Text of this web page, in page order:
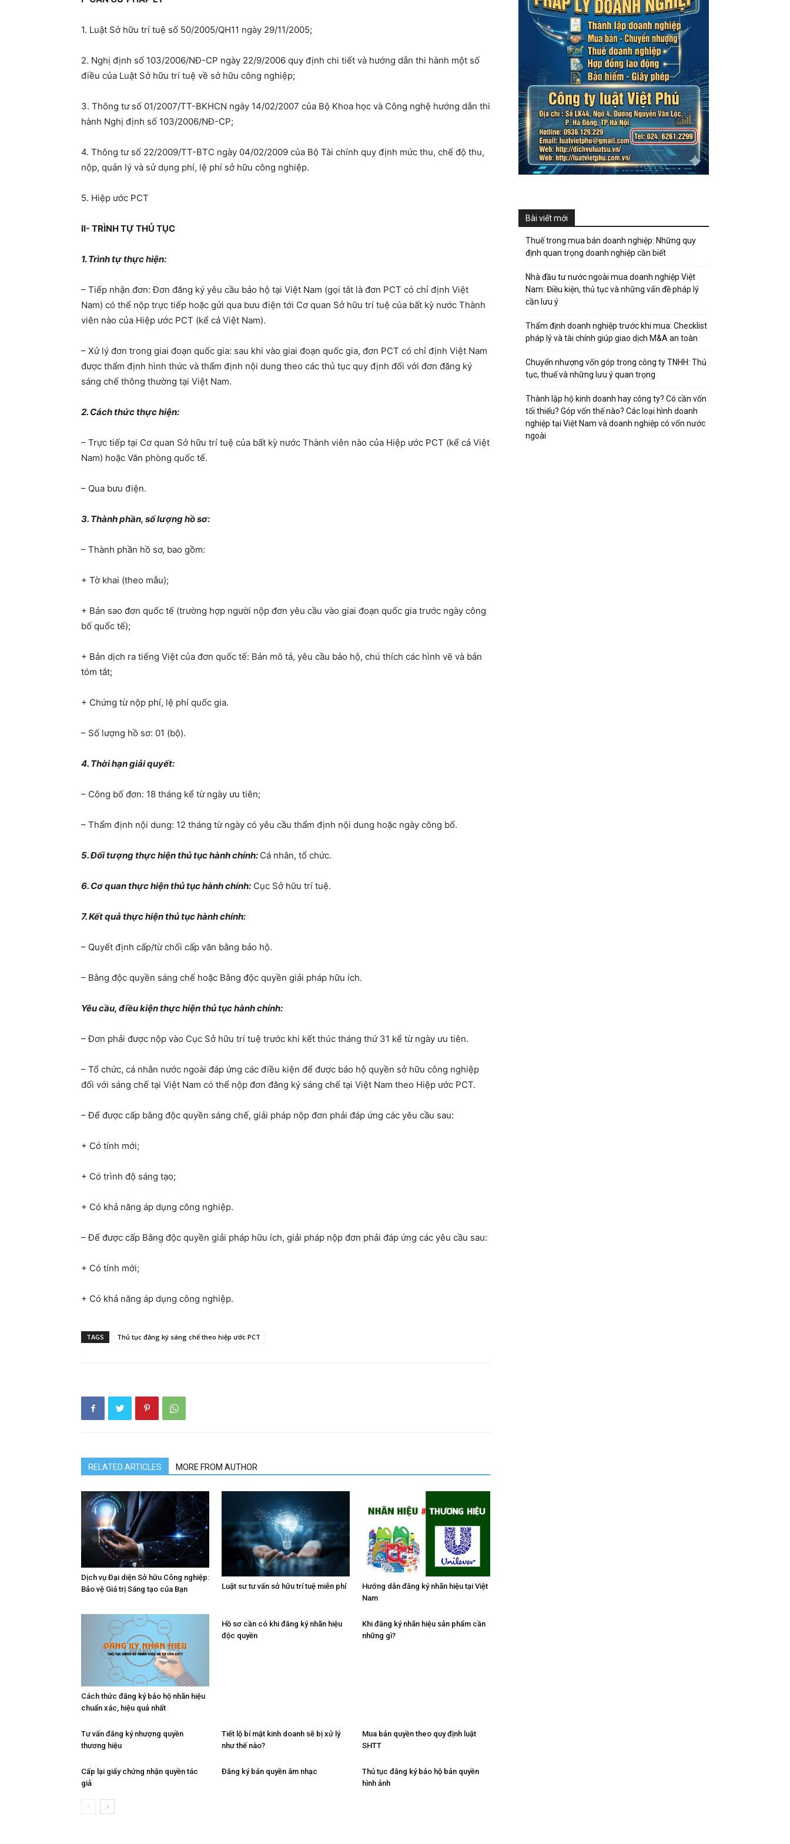
1. Luật Sở hữu trí tuệ số 50/2005/QH11 ngày 29/11/2005;
2. Nghị định số 103/2006/NĐ-CP ngày 22/9/2006 quy định chi tiết và hướng dẫn thi hành một số
điều của Luật Sở hữu trí tuệ về sở hữu công nghiệp;
3. Thông tư số 01/2007/TT-BKHCN ngày 14/02/2007 của Bộ Khoa học và Công nghệ hướng dẫn thi
hành Nghị định số 103/2006/NĐ-CP;
4. Thông tư số 22/2009/TT-BTC ngày 04/02/2009 của Bộ Tài chính quy định mức thu, chế độ thu,
nộp, quản lý và sử dụng phí, lệ phí sở hữu công nghiệp.
5. Hiệp ước PCT
II- TRÌNH TỰ THỦ TỤC
1. Trình tự thực hiện:
– Tiếp nhận đơn: Đơn đăng ký yêu cầu bảo hộ tại Việt Nam (gọi tắt là đơn PCT có chỉ định Việt
Nam) có thể nộp trực tiếp hoặc gửi qua bưu điện tới Cơ quan Sở hữu trí tuệ của bất kỳ nước Thành
viên nào của Hiệp ước PCT (kể cả Việt Nam).
– Xử lý đơn trong giai đoạn quốc gia: sau khi vào giai đoạn quốc gia, đơn PCT có chỉ định Việt Nam
được thẩm định hình thức và thẩm định nội dung theo các thủ tục quy định đối với đơn đăng ký
sáng chế thông thường tại Việt Nam.
2. Cách thức thực hiện:
– Trực tiếp tại Cơ quan Sở hữu trí tuệ của bất kỳ nước Thành viên nào của Hiệp ước PCT (kể cả Việt
Nam) hoặc Văn phòng quốc tế.
– Qua bưu điện.
3. Thành phần, số lượng hồ sơ:
– Thành phần hồ sơ, bao gồm:
+ Tờ khai (theo mẫu);
+ Bản sao đơn quốc tế (trường hợp người nộp đơn yêu cầu vào giai đoạn quốc gia trước ngày công
bố quốc tế);
+ Bản dịch ra tiếng Việt của đơn quốc tế: Bản mô tả, yêu cầu bảo hộ, chú thích các hình vẽ và bản
tóm tắt;
+ Chứng từ nộp phí, lệ phí quốc gia.
– Số lượng hồ sơ: 01 (bộ).
4. Thời hạn giải quyết:
– Công bố đơn: 18 tháng kể từ ngày ưu tiên;
– Thẩm định nội dung: 12 tháng từ ngày có yêu cầu thẩm định nội dung hoặc ngày công bố.
5. Đối tượng thực hiện thủ tục hành chính: Cá nhân, tổ chức.
6. Cơ quan thực hiện thủ tục hành chính: Cục Sở hữu trí tuệ.
7. Kết quả thực hiện thủ tục hành chính:
– Quyết định cấp/từ chối cấp văn bằng bảo hộ.
– Bằng độc quyền sáng chế hoặc Bằng độc quyền giải pháp hữu ích.
Yêu cầu, điều kiện thực hiện thủ tục hành chính:
– Đơn phải được nộp vào Cục Sở hữu trí tuệ trước khi kết thúc tháng thứ 31 kể từ ngày ưu tiên.
– Tổ chức, cá nhân nước ngoài đáp ứng các điều kiện để được bảo hộ quyền sở hữu công nghiệp
đối với sáng chế tại Việt Nam có thể nộp đơn đăng ký sáng chế tại Việt Nam theo Hiệp ước PCT.
– Để được cấp bằng độc quyền sáng chế, giải pháp nộp đơn phải đáp ứng các yêu cầu sau:
+ Có tính mới;
+ Có trình độ sáng tạo;
+ Có khả năng áp dụng công nghiệp.
– Để được cấp Bằng độc quyền giải pháp hữu ích, giải pháp nộp đơn phải đáp ứng các yêu cầu sau:
+ Có tính mới;
+ Có khả năng áp dụng công nghiệp.
TAGS Thủ tục đăng ký sáng chế theo hiệp ước PCT
RELATED ARTICLES MORE FROM AUTHOR
Dịch vụ Đại diện Sở hữu Công nghiệp:
Bảo vệ Giá trị Sáng tạo của Bạn
Luật sư tư vấn sở hữu trí tuệ miễn phí
Hướng dẫn đăng ký nhãn hiệu tại Việt
Nam
Cách thức đăng ký bảo hộ nhãn hiệu
chuẩn xác, hiệu quả nhất
Hồ sơ cần có khi đăng ký nhãn hiệu
độc quyền
Khi đăng ký nhãn hiệu sản phẩm cần
những gì?
Tư vấn đăng ký nhượng quyền
thương hiệu
Tiết lộ bí mật kinh doanh sẽ bị xử lý
như thế nào?
Mua bản quyền theo quy định luật
SHTT
Cấp lại giấy chứng nhận quyền tác
giả
Đăng ký bản quyền âm nhạc
Thủ tục đăng ký bảo hộ bản quyền
hình ảnh
Bài viết mới
Thuế trong mua bán doanh nghiệp: Những quy
định quan trọng doanh nghiệp cần biết
Nhà đầu tư nước ngoài mua doanh nghiệp Việt
Nam: Điều kiện, thủ tục và những vấn đề pháp lý
cần lưu ý
Thẩm định doanh nghiệp trước khi mua: Checklist
pháp lý và tài chính giúp giao dịch M&A an toàn
Chuyển nhượng vốn góp trong công ty TNHH: Thủ
tục, thuế và những lưu ý quan trọng
Thành lập hộ kinh doanh hay công ty? Có cần vốn
tối thiểu? Góp vốn thế nào? Các loại hình doanh
nghiệp tại Việt Nam và doanh nghiệp có vốn nước
ngoài